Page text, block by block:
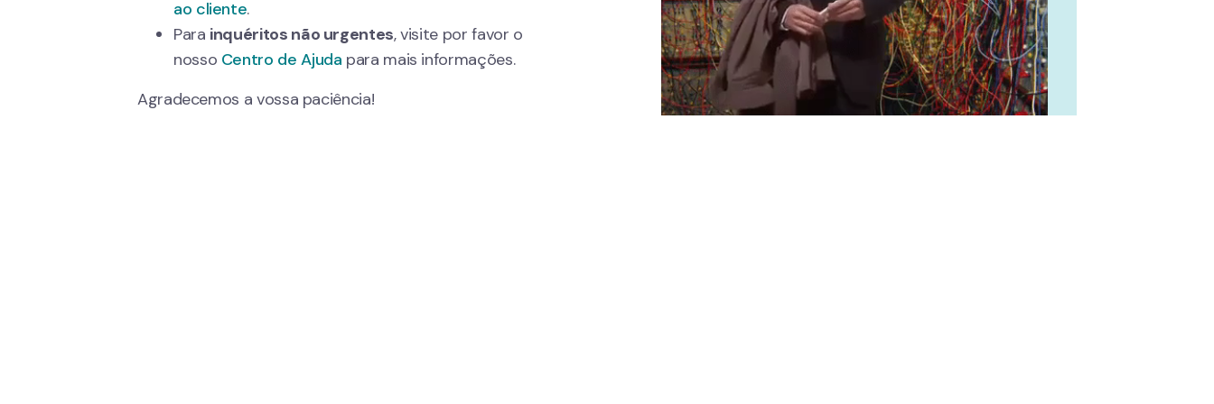
ao cliente.
Para inquéritos não urgentes, visite por favor o
nosso Centro de Ajuda para mais informações.
Agradecemos a vossa paciência!